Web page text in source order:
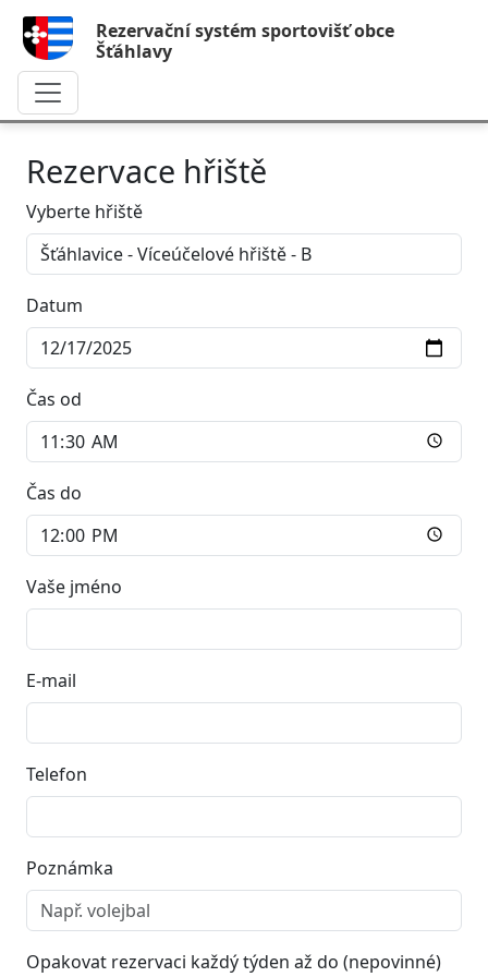
Rezervační systém sportovišť obce
Šťáhlavy
Rezervace hřiště
Vyberte hřiště
Datum
Čas od
Čas do
Vaše jméno
E-mail
Telefon
Poznámka
Opakovat rezervaci každý týden až do (nepovinné)